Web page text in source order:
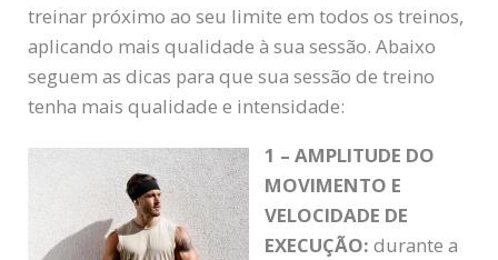
treinar próximo ao seu limite em todos os treinos,
aplicando mais qualidade à sua sessão. Abaixo
seguem as dicas para que sua sessão de treino
tenha mais qualidade e intensidade:
1 – AMPLITUDE DO
MOVIMENTO E
VELOCIDADE DE
EXECUÇÃO: durante a